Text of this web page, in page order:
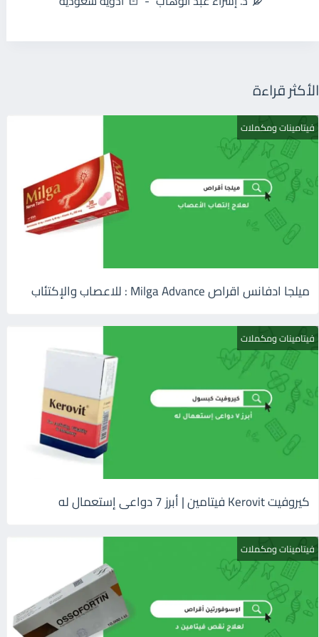
الأكثر قراءة
فيتامينات ومكملات
ميلجا ادفانس اقراص Milga Advance : للاعصاب والإكتئاب
فيتامينات ومكملات
كيروفيت Kerovit فيتامين | أبرز 7 دواعى إستعمال له
فيتامينات ومكملات